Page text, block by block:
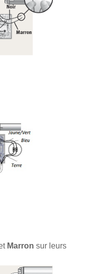
Marron sur leurs